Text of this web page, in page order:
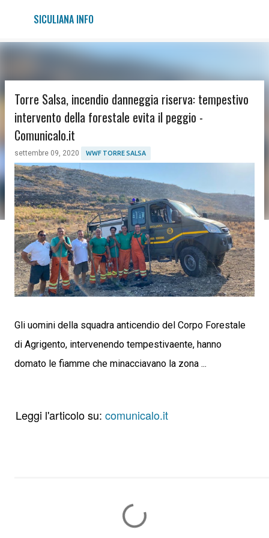
SICULIANA INFO
Torre Salsa, incendio danneggia riserva: tempestivo
intervento della forestale evita il peggio -
Comunicalo.it
settembre 09, 2020 WWF TORRE SALSA
Gli uomini della squadra anticendio del Corpo Forestale
di Agrigento, intervenendo tempestivaente, hanno
domato le fiamme che minacciavano la zona ...
Leggi l'articolo su: comunicalo.it